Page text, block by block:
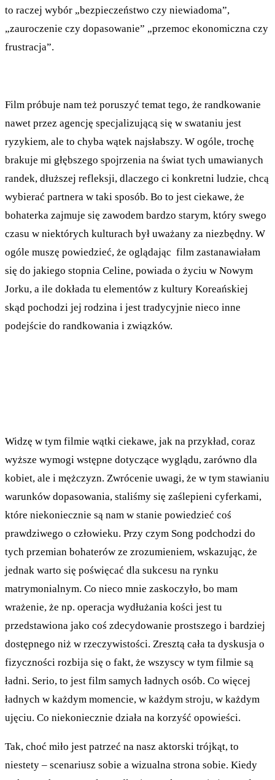
to raczej wybór „bezpieczeństwo czy niewiadoma”,
„zauroczenie czy dopasowanie” „przemoc ekonomiczna czy
frustracja”.
Film próbuje nam też poruszyć temat tego, że randkowanie
nawet przez agencję specjalizującą się w swataniu jest
ryzykiem, ale to chyba wątek najsłabszy. W ogóle, trochę
brakuje mi głębszego spojrzenia na świat tych umawianych
randek, dłuższej refleksji, dlaczego ci konkretni ludzie, chcą
wybierać partnera w taki sposób. Bo to jest ciekawe, że
bohaterka zajmuje się zawodem bardzo starym, który swego
czasu w niektórych kulturach był uważany za niezbędny. W
ogóle muszę powiedzieć, że oglądając film zastanawiałam
się do jakiego stopnia Celine, powiada o życiu w Nowym
Jorku, a ile dokłada tu elementów z kultury Koreańskiej
skąd pochodzi jej rodzina i jest tradycyjnie nieco inne
podejście do randkowania i związków.
Widzę w tym filmie wątki ciekawe, jak na przykład, coraz
wyższe wymogi wstępne dotyczące wyglądu, zarówno dla
kobiet, ale i mężczyzn. Zwrócenie uwagi, że w tym stawianiu
warunków dopasowania, staliśmy się zaślepieni cyferkami,
które niekoniecznie są nam w stanie powiedzieć coś
prawdziwego o człowieku. Przy czym Song podchodzi do
tych przemian bohaterów ze zrozumieniem, wskazując, że
jednak warto się poświęcać dla sukcesu na rynku
matrymonialnym. Co nieco mnie zaskoczyło, bo mam
wrażenie, że np. operacja wydłużania kości jest tu
przedstawiona jako coś zdecydowanie prostszego i bardziej
dostępnego niż w rzeczywistości. Zresztą cała ta dyskusja o
fizyczności rozbija się o fakt, że wszyscy w tym filmie są
ładni. Serio, to jest film samych ładnych osób. Co więcej
ładnych w każdym momencie, w każdym stroju, w każdym
ujęciu. Co niekoniecznie działa na korzyść opowieści.
Tak, choć miło jest patrzeć na nasz aktorski trójkąt, to
niestety – scenariusz sobie a wizualna strona sobie. Kiedy